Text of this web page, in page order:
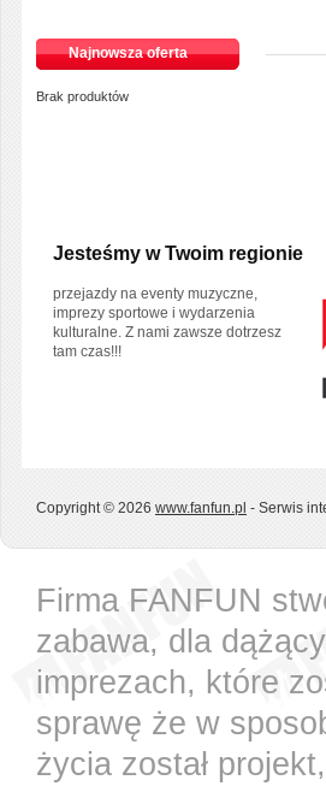
Najnowsza oferta
Brak produktów
Jesteśmy w Twoim regionie
przejazdy na eventy muzyczne,
imprezy sportowe i wydarzenia
kulturalne. Z nami zawsze dotrzesz
tam czas!!!
Copyright © 2026 www.fanfun.pl - Serwis
Firma FANFUN
zabawa, dla
imprezach, które
sprawę że w
życia został